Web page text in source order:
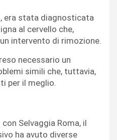
era stata diagnosticata
al cervello che,
intervento di rimozione.
necessario un
simili che, tuttavia,
per il meglio.
Selvaggia Roma, il
ha avuto diverse